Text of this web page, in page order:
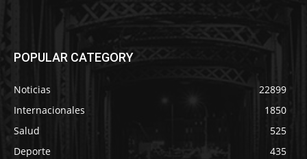
POPULAR CATEGORY
Noticias
22899
Internacionales
1850
Salud
525
Deporte
435